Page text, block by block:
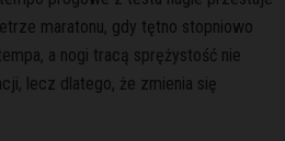
maratonu, gdy tętno stopniowo
a nogi tracą sprężystość nie
lecz dlatego, że zmienia się